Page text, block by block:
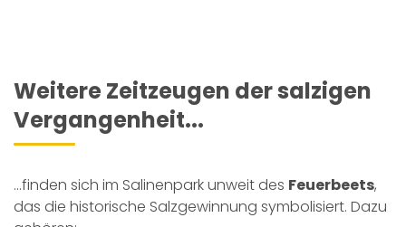
Weitere Zeitzeugen der salzigen
Vergangenheit...
...finden sich im Salinenpark unweit des Feuerbeets,
das die historische Salzgewinnung symbolisiert. Dazu